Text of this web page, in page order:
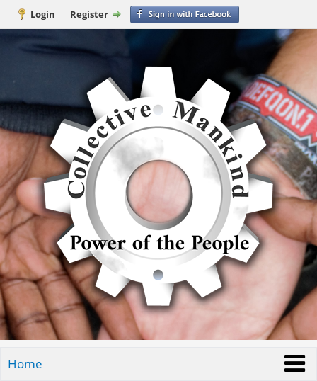
Login Register
Home